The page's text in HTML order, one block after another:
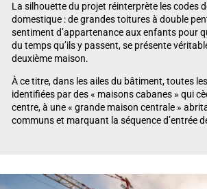
La silhouette du projet réinterprète les codes
domestique : de grandes toitures à double
sentiment d’appartenance aux enfants pour
du temps qu’ils y passent, se présente
deuxième maison.
À ce titre, dans les ailes du bâtiment, toutes
identifiées par des « maisons cabanes » qui
centre, à une « grande maison centrale »
communs et marquant la séquence d’entrée